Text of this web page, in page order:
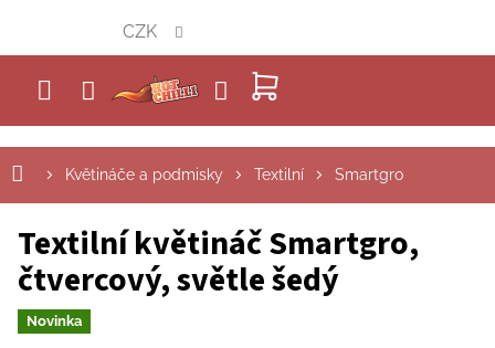
obsah
NÁKUPNÍ
KOŠÍK
CZK
Květináče a podmisky Textilní Smartgro
Textilní květináč Smartgro,
čtvercový, světle šedý
Novinka